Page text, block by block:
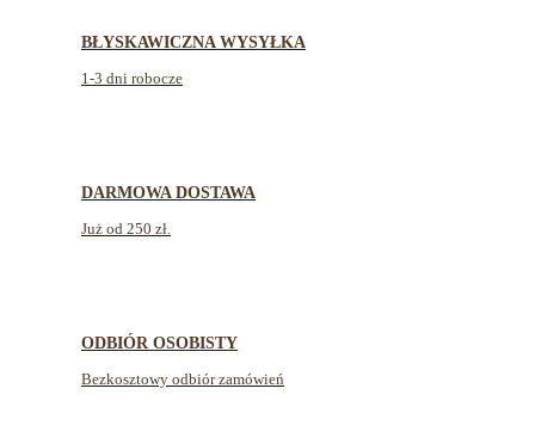
BŁYSKAWICZNA WYSYŁKA
1-3 dni robocze
DARMOWA DOSTAWA
Już od 250 zł.
ODBIÓR OSOBISTY
Bezkosztowy odbiór zamówień